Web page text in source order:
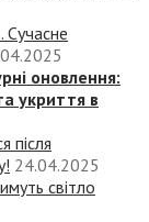
Сучасне
оновлення:
укриття в
після
24.04.2025
світло